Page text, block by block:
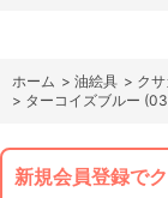
ホーム > 油絵具 > ク
> ターコイズブルー
新規会員登録で